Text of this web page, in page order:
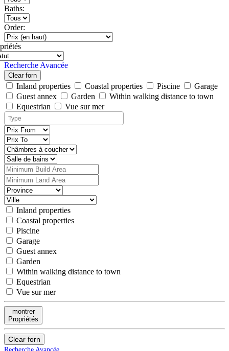
Baths:
Order:
Recherche Avancée
Clear forn
Inland properties Coastal properties Piscine
Garage
Guest annex
Garden
Within walking distance to town
Equestrian
Vue sur mer
Inland properties
Coastal properties
Piscine
Garage
Guest annex
Garden
Within walking distance to town
Equestrian
Vue sur mer
montrer
Propriétés
Clear forn